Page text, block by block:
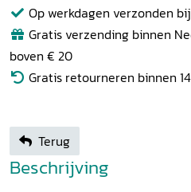
Op werkdagen verzonden
Gratis verzending binnen
boven € 20
Gratis retourneren binnen
Terug
Beschrijving